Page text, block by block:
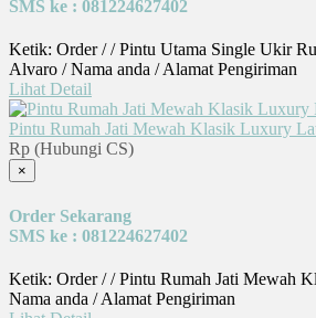
SMS ke : 081224627402
Ketik: Order / / Pintu Utama Single Ukir
Alvaro / Nama anda / Alamat Pengiriman
Lihat Detail
Pintu Rumah Jati Mewah Klasik Luxury
Rp (Hubungi CS)
×
Order Sekarang
SMS ke : 081224627402
Ketik: Order / / Pintu Rumah Jati Mewah
Nama anda / Alamat Pengiriman